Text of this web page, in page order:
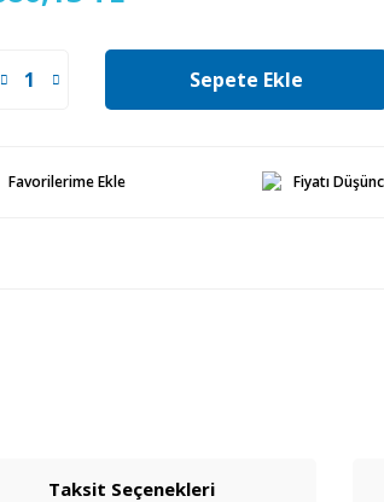
Sepete Ekle
Fiyatı
Taksit Seçenekleri